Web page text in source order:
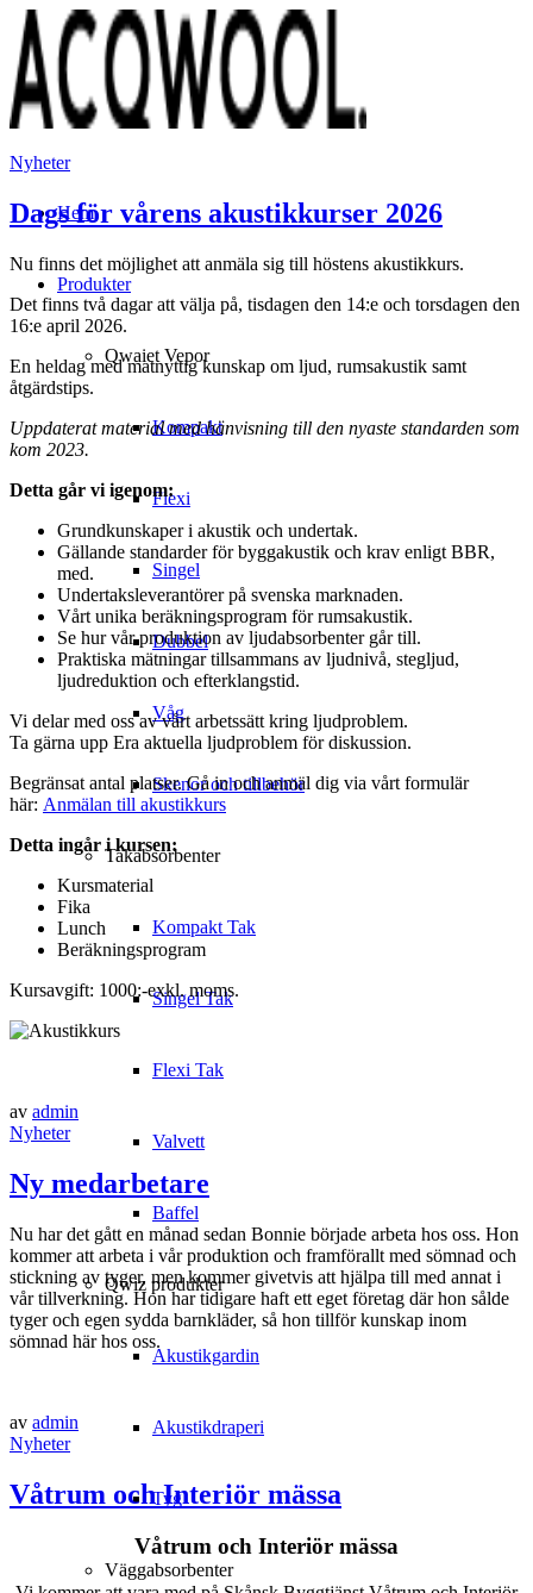
Hem
Produkter
Qwaiet Vepor
Kompakt
Flexi
Singel
Dubbel
Våg
Skenor och tillbehör
Takabsorbenter
Kompakt Tak
Singel Tak
Flexi Tak
Valvett
Baffel
Qwiz produkter
Akustikgardin
Akustikdraperi
Tyg
Väggabsorbenter
Nyheter
Dags för vårens akustikkurser 2026
Nu finns det möjlighet att anmäla sig till höstens akustikkurs.
Det finns två dagar att välja på, tisdagen den 14:e och torsdagen den
16:e april 2026.
En heldag med matnyttig kunskap om ljud, rumsakustik samt
åtgärdstips.
Uppdaterat material med hänvisning till den nyaste standarden som
kom 2023.
Detta går vi igenom:
Grundkunskaper i akustik och undertak.
Gällande standarder för byggakustik och krav enligt BBR,
med.
Undertaksleverantörer på svenska marknaden.
Vårt unika beräkningsprogram för rumsakustik.
Se hur vår produktion av ljudabsorbenter går till.
Praktiska mätningar tillsammans av ljudnivå, stegljud,
ljudreduktion och efterklangstid.
Vi delar med oss av vårt arbetssätt kring ljudproblem.
Ta gärna upp Era aktuella ljudproblem för diskussion.
Begränsat antal platser. Gå in och anmäl dig via vårt formulär
här: Anmälan till akustikkurs
Detta ingår i kursen:
Kursmaterial
Fika
Lunch
Beräkningsprogram
Kursavgift: 1000:-exkl. moms.
av admin
Nyheter
Ny medarbetare
Nu har det gått en månad sedan Bonnie började arbeta hos oss. Hon
kommer att arbeta i vår produktion och framförallt med sömnad och
stickning av tyger, men kommer givetvis att hjälpa till med annat i
vår tillverkning. Hon har tidigare haft ett eget företag där hon sålde
tyger och egen sydda barnkläder, så hon tillför kunskap inom
sömnad här hos oss.
av admin
Nyheter
Våtrum och Interiör mässa
Våtrum och Interiör mässa